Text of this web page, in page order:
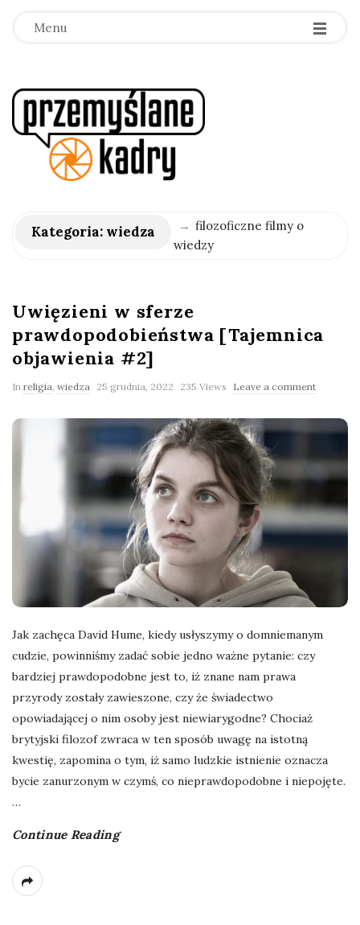
Menu
p
y
ś
l
a
n
e
k
a
d
r
y
Kategoria: wiedza → filozoficzne filmy o
wiedzy
Uwięzieni w sferze
prawdopodobieństwa [Tajemnica
objawienia #2]
In religia wiedza 25 grudnia, 2022 235 Views Leave a comment
Jak zachęca David Hume, kiedy usłyszymy o domniemanym
cudzie, powinniśmy zadać sobie jedno ważne pytanie: czy
bardziej prawdopodobne jest to, iż znane nam prawa
przyrody zostały zawieszone, czy że świadectwo
opowiadającej o nim osoby jest niewiarygodne? Chociaż
brytyjski filozof zwraca w ten sposób uwagę na istotną
kwestię, zapomina o tym, iż samo ludzkie istnienie oznacza
bycie zanurzonym w czymś, co nieprawdopodobne i niepojęte.
…
Continue Reading